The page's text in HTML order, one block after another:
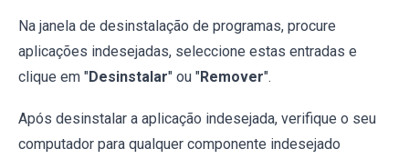
Na janela de desinstalação de programas, procure
aplicações indesejadas, seleccione estas entradas e
clique em "Desinstalar" ou "Remover".
Após desinstalar a aplicação indesejada, verifique o seu
computador para qualquer componente indesejado